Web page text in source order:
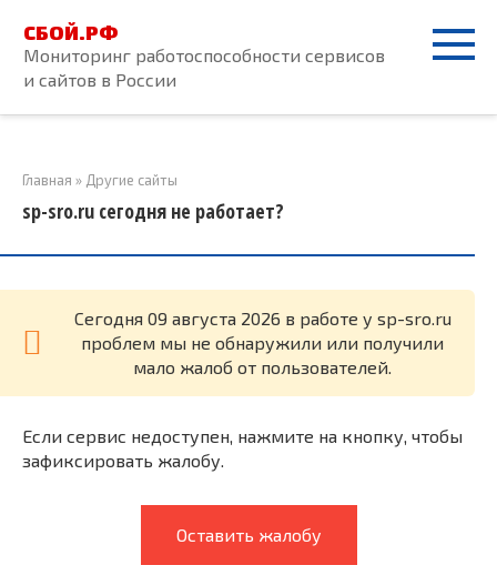
контенту
СБОЙ.РФ
Мониторинг работоспособности сервисов
и сайтов в России
Главная » Другие сайты
sp-sro.ru сегодня не работает?
Cегодня 09 августа 2026 в работе у sp-sro.ru
проблем мы не обнаружили или получили
мало жалоб от пользователей.
Если сервис недоступен, нажмите на кнопку, чтобы
зафиксировать жалобу.
Оставить жалобу